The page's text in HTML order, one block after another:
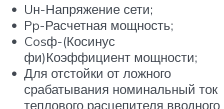
Uн-Напряжение сети;
Pp-Расчетная мощность;
Cosф-(Косинус
фи)Коэффициент мощности;
Для отстойки от ложного
срабатывания номинальный ток
теплового расцепителя вводного